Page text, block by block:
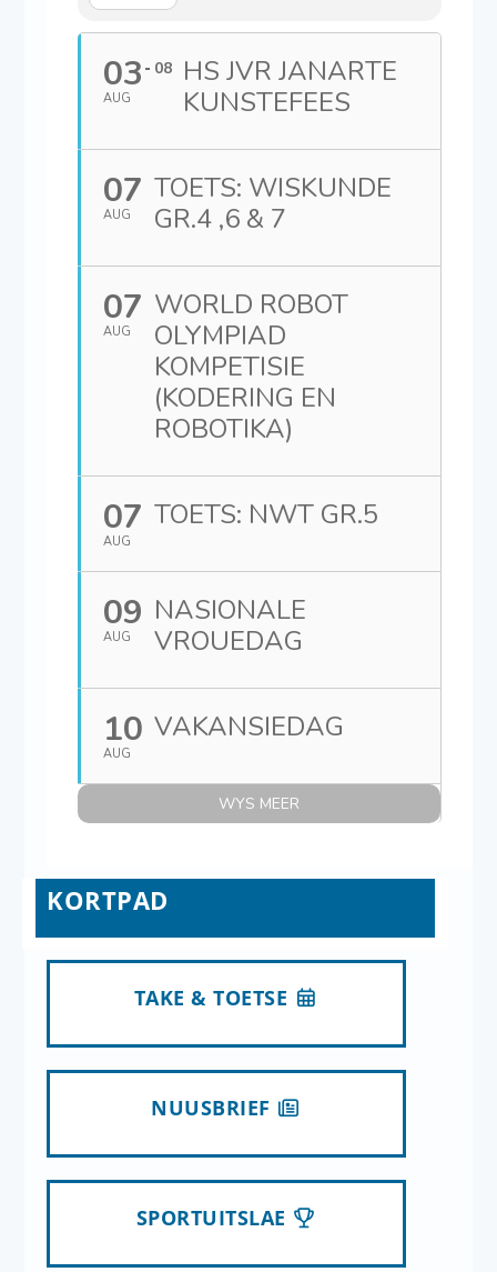
03
AUG
08
HS JVR JANARTE
KUNSTEFEES
07
AUG
TOETS: WISKUNDE
GR.4 ,6 & 7
07
AUG
WORLD ROBOT
OLYMPIAD
KOMPETISIE
(KODERING EN
ROBOTIKA)
07
AUG
TOETS: NWT GR.5
09
AUG
NASIONALE
VROUEDAG
10
AUG
VAKANSIEDAG
WYS MEER
KORTPAD
TAKE & TOETSE
NUUSBRIEF
SPORTUITSLAE